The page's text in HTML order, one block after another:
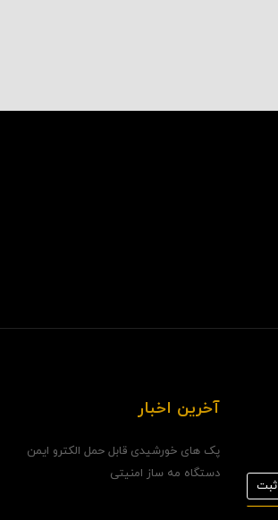
آخرین اخبار
پک های خورشیدی قابل حمل الکترو ایمن
دستگاه مه ساز امنیتی